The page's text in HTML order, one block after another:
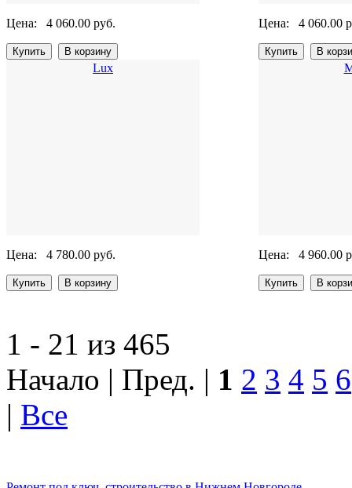
Цена: 4 060.00 руб. Цена: 4 060.00
Lux
Цена: 4 780.00 руб. Цена: 4 960.00
1 - 21 из 465
Начало | Пред. | 1 2 3 4 5 6
| Все